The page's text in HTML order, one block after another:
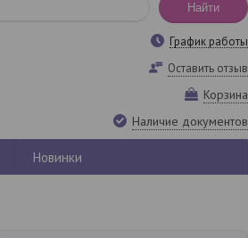
Найти
График работы
Оставить отзыв
Корзина
Наличие документов
Новинки